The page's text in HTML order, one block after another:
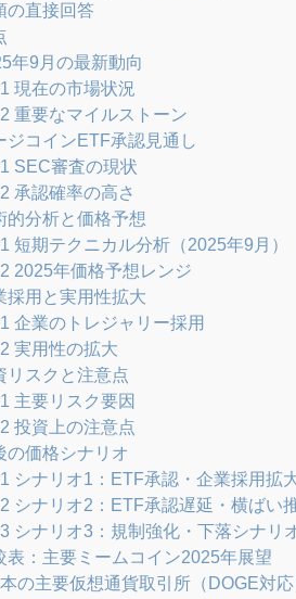
の直接回答
年9月の最新動向
現在の市場状況
重要なマイルストーン
ジコインETF承認見通し
SEC審査の現状
承認確率の高さ
的分析と価格予想
短期テクニカル分析（2025年9月）
2025年価格予想レンジ
採用と実用性拡大
企業のトレジャリー採用
実用性の拡大
リスクと注意点
主要リスク要因
投資上の注意点
の価格シナリオ
シナリオ1：ETF承認・企業採用拡
シナリオ2：ETF承認遅延・横ばい
シナリオ3：規制強化・下落シナリ
表：主要ミームコイン2025年展望
の主要仮想通貨取引所（DOGE対応